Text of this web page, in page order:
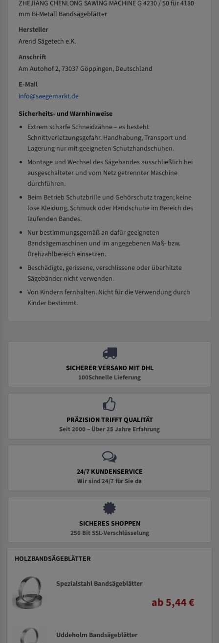
ZHEJIANG CHENLONG SAWING MACHINE G 4230 / 50 für 4180
mm Bi-Metall Bandsägeblätter
Hersteller
Arend Sägetech e.K.
Anschrift
Am Autohof 2, 73037 Göppingen, Deutschland
E-Mail
info@saegemarkt.de
Sicherheits- und Warnhinweise
Extrem scharfe Schneidzähne – es besteht
Schnittverletzungsgefahr. Handhabung, Transport und
Lagerung nur mit geeigneten Schutzhandschuhen.
Montage und Wechsel des Sägebandes ausschließlich bei
ausgeschalteter und vom Netz getrennter Maschine
durchführen.
Beim Betrieb Schutzbrille und Gehörschutz tragen; keine
lose Kleidung, Schmuck oder Handschuhe im Bereich des
laufenden Bandes.
Nur bestimmungsgemäß an dafür geeigneten
Bandsägemaschinen und im angegebenen Maß- bzw.
Drehzahlbereich einsetzen.
Beschädigte, gerissene, verschlissene oder überhitzte
Sägebänder nicht verwenden.
Von Kindern fernhalten. Nicht für die Verwendung durch
Kinder bestimmt.
SICHERER VERSAND MIT DHL
100Schnelle Lieferung
PRÄZISION TRIFFT QUALITÄT
Seit 2000 – Über 25 Jahre Erfahrung
24/7 KUNDENSERVICE
Wir sind 24/7 für Sie da
SICHERES SHOPPEN
256 Bit SSL-Verschlüsselung
HOLZBANDSÄGEBLÄTTER
Spezialstahl Bandsägeblätter
ab 5,44 €
Uddeholm Bandsägeblätter